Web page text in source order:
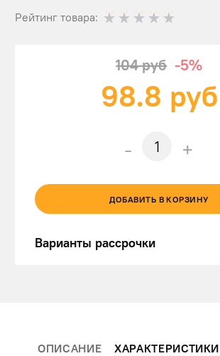
Рейтинг товара:
104 руб -5%
98.8 руб
- +
ДОБАВИТЬ В КОРЗИНУ
Варианты рассрочки
ОПИСАНИЕ ХАРАКТЕРИСТИКИ